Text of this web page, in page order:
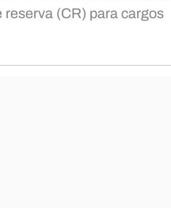
reserva (CR) para cargos